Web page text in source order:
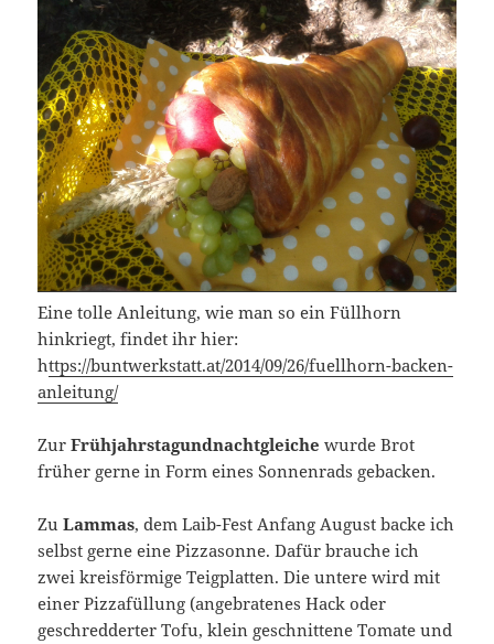
Eine tolle Anleitung, wie man so ein Füllhorn
hinkriegt, findet ihr hier:
https://buntwerkstatt.at/2014/09/26/fuellhorn-backen-
anleitung/
Zur Frühjahrstagundnachtgleiche wurde Brot
früher gerne in Form eines Sonnenrads gebacken.
ZuLammas, dem Laib-Fest Anfang August backe ich
selbst gerne eine Pizzasonne. Dafür brauche ich
zwei kreisförmige Teigplatten. Die untere wird mit
einer Pizzafüllung (angebratenes Hack oder
geschredderter Tofu, klein geschnittene Tomate und